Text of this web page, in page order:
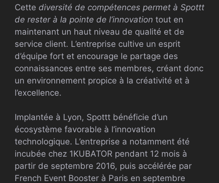
Cette diversité de compétences permet à Spottt
de rester à la pointe de l’innovation tout en
maintenant un haut niveau de qualité et de
service client. L’entreprise cultive un esprit
d’équipe fort et encourage le partage des
connaissances entre ses membres, créant donc
un environnement propice à la créativité et à
l’excellence.
Implantée à Lyon, Spottt bénéficie d’un
écosystème favorable à l’innovation
technologique. L’entreprise a notamment été
incubée chez 1KUBATOR pendant 12 mois à
partir de septembre 2016, puis accélérée par
French Event Booster à Paris en septembre